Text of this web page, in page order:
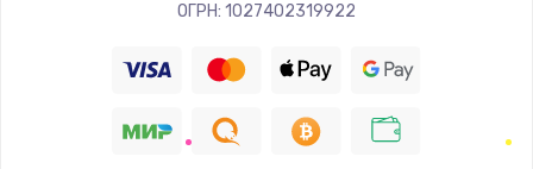
ОГРН: 1027402319922